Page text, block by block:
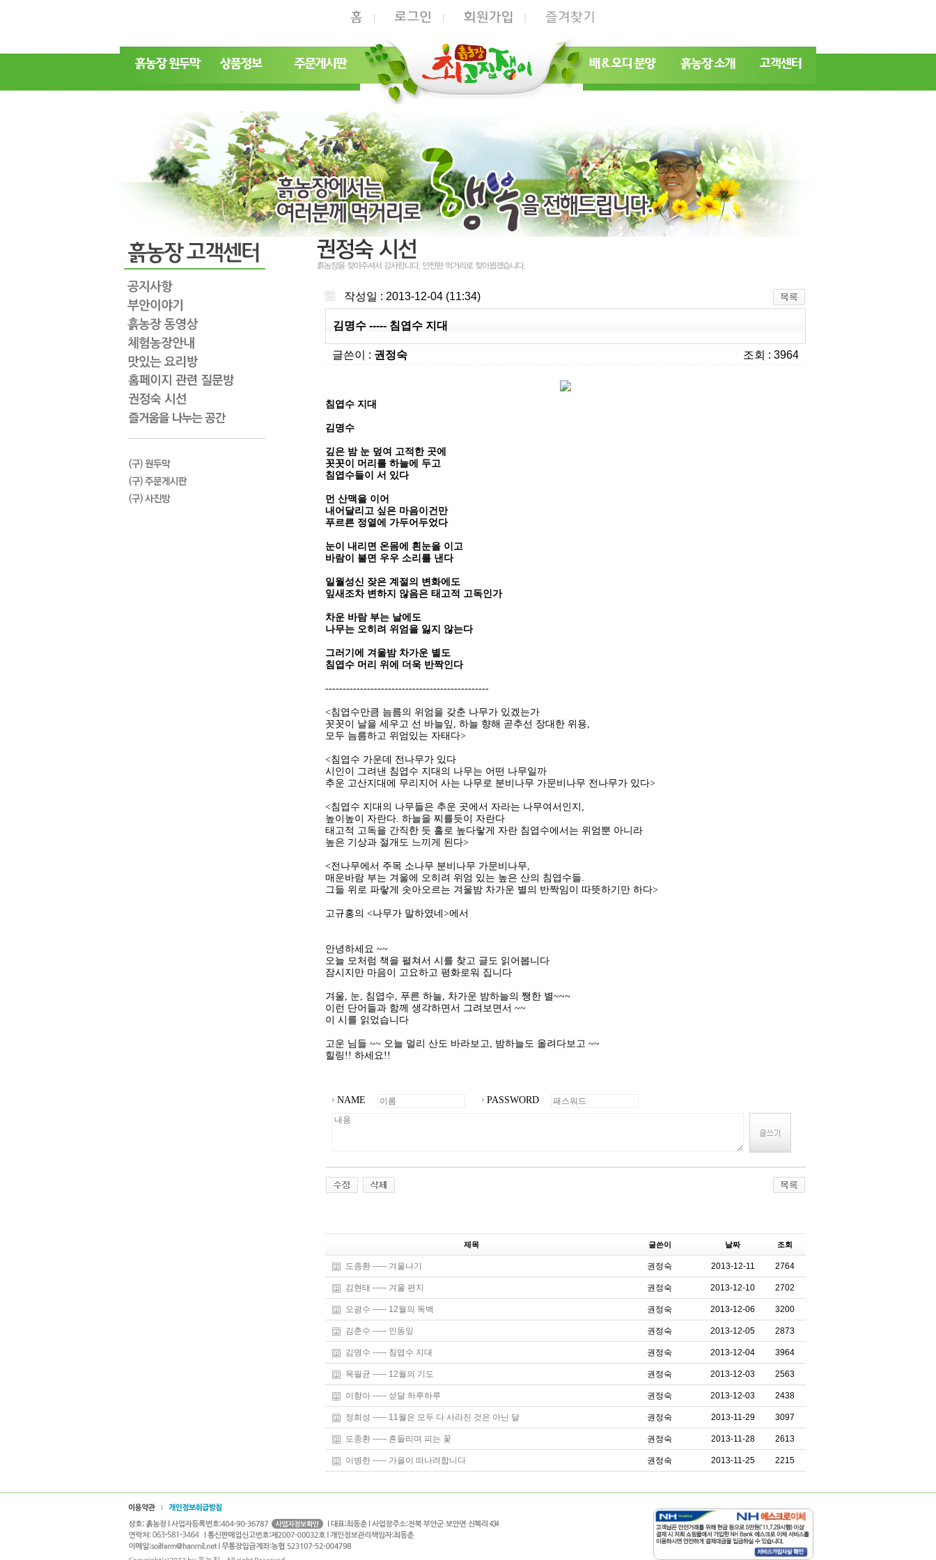
작성일 : 2013-12-04 (11:34)
김명수 ----- 침엽수 지대
글쓴이 : 권정숙 조회 : 3964
침엽수 지대
김명수
깊은 밤 눈 덮여 고적한 곳에
꼿꼿이 머리를 하늘에 두고
침엽수들이 서 있다
먼 산맥을 이어
내어달리고 싶은 마음이건만
푸르른 정열에 가두어두었다
눈이 내리면 온몸에 흰눈을 이고
바람이 불면 우우 소리를 낸다
일월성신 잦은 계절의 변화에도
잎새조차 변하지 않음은 태고적 고독인가
차운 바람 부는 날에도
나무는 오히려 위엄을 잃지 않는다
그러기에 겨울밤 차가운 별도
침엽수 머리 위에 더욱 반짝인다
-----------------------------------------------
<침엽수만큼 늠름의 위엄을 갖춘 나무가 있겠는가
꼿꼿이 날을 세우고 선 바늘잎, 하늘 향해 곧추선 장대한 위용,
모두 늠름하고 위엄있는 자태다>
<침엽수 가운데 전나무가 있다
시인이 그려낸 침엽수 지대의 나무는 어떤 나무일까
추운 고산지대에 무리지어 사는 나무로 분비나무 가문비나무 전나무가 있다>
<침엽수 지대의 나무들은 추운 곳에서 자라는 나무여서인지,
높이높이 자란다. 하늘을 찌를듯이 자란다
태고적 고독을 간직한 듯 홀로 높다랗게 자란 침엽수에서는 위엄뿐 아니라
높은 기상과 절개도 느끼게 된다>
<전나무에서 주목 소나무 분비나무 가문비나무,
매운바람 부는 겨울에 오히려 위엄 있는 높은 산의 침엽수들.
그들 위로 파랗게 솟아오르는 겨울밤 차가운 별의 반짝임이 따뜻하기만 하다>
고규홍의 <나무가 말하였네>에서
안녕하세요 ~~
오늘 모처럼 책을 펼쳐서 시를 찾고 글도 읽어봅니다
잠시지만 마음이 고요하고 평화로워 집니다
겨울, 눈, 침엽수, 푸른 하늘, 차가운 밤하늘의 쨍한 별~~~
이런 단어들과 함께 생각하면서 그려보면서 ~~
이 시를 읽었습니다
고운 님들 ~~ 오늘 멀리 산도 바라보고, 밤하늘도 올려다보고 ~~
힐링!! 하세요!!
NAME PASSWORD
제목 글쓴이 날짜 조회
도종환 ----- 겨울나기 권정숙 2013-12-11 2764
김현태 ----- 겨울 편지 권정숙 2013-12-10 2702
오광수 ----- 12월의 독백 권정숙 2013-12-06 3200
김춘수 ----- 인동잎 권정숙 2013-12-05 2873
김명수 ----- 침엽수 지대 권정숙 2013-12-04 3964
목필균 ----- 12월의 기도 권정숙 2013-12-03 2563
이향아 ----- 섣달 하루하루 권정숙 2013-12-03 2438
정희성 ----- 11월은 모두 다 사라진 것은 아닌 달 권정숙 2013-11-29 3097
도종환 ----- 흔들리며 피는 꽃 권정숙 2013-11-28 2613
이병한 ----- 가을이 떠나려합니다 권정숙 2013-11-25 2215